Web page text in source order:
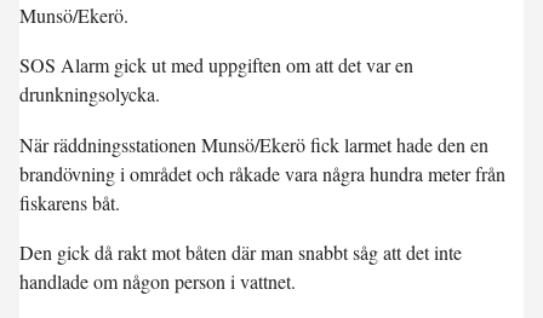
Munsö/Ekerö.
SOS Alarm gick ut med uppgiften om att det var en
drunkningsolycka.
När räddningsstationen Munsö/Ekerö fick larmet hade den en
brandövning i området och råkade vara några hundra meter från
fiskarens båt.
Den gick då rakt mot båten där man snabbt såg att det inte
handlade om någon person i vattnet.